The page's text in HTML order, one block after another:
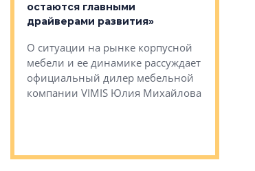
остаются главными
драйверами развития»
О ситуации на рынке корпусной
мебели и ее динамике рассуждает
официальный дилер мебельной
компании VIMIS Юлия Михайлова